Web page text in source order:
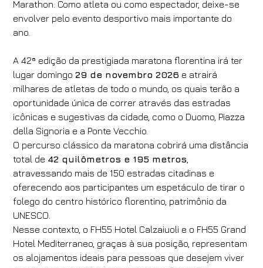
Marathon. Como atleta ou como espectador, deixe-se
envolver pelo evento desportivo mais importante do
ano.
A 42ª edição da prestigiada maratona florentina irá ter
lugar domingo29 de novembro 2026 e atrairá
milhares de atletas de todo o mundo, os quais terão a
oportunidade única de correr através das estradas
icônicas e sugestivas da cidade, como o Duomo, Piazza
della Signoria e a Ponte Vecchio.
O percurso clássico da maratona cobrirá uma distância
total de 42 quilômetros e 195 metros
atravessando mais de 150 estradas citadinas e
oferecendo aos participantes um espetáculo de tirar o
folego do centro histórico florentino, patrimônio da
UNESCO.
Nesse contexto, o FH55 Hotel Calzaiuoli e o FH55 Grand
Hotel Mediterraneo, graças à sua posição, representam
os alojamentos ideais para pessoas que desejem viver